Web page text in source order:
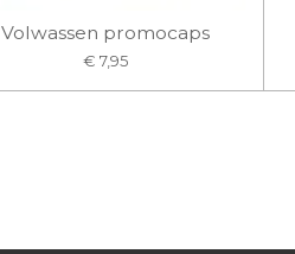
Volwassen promocaps
€ 7,95